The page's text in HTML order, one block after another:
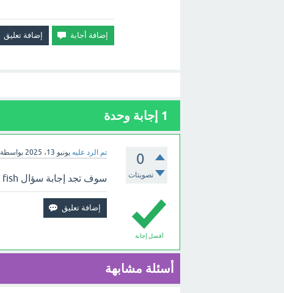
1 إجابة وحدة
0
تصويتات
تم الرد عليه يونيو 13، 2025 بواسطة
أفضل إجابة
سوف تجد إجابة سؤال feeds the fish بالأعلى.
أسئلة مشابهة